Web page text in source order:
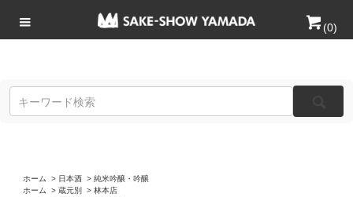
(0)
ホーム > 日本酒 > 純米吟醸・吟醸
ホーム
> 蔵元別 > 林本店